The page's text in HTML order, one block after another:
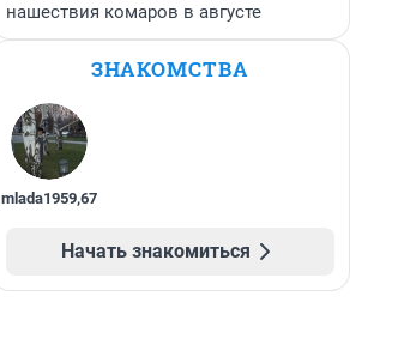
нашествия комаров в августе
ЗНАКОМСТВА
mlada1959,67
Начать знакомиться